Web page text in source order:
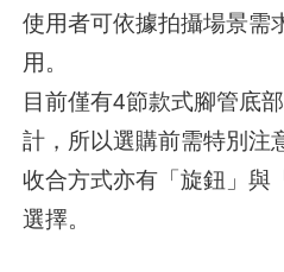
使用者可依據拍攝場景需
用。
目前僅有4節款式腳管底
計，所以選購前需特別注
收合方式亦有「旋鈕」與
選擇。